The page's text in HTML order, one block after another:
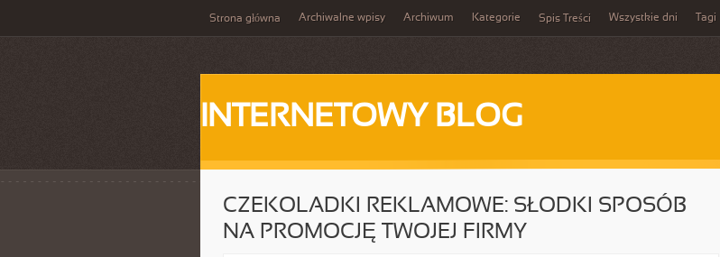
Strona główna Archiwalne wpisy Archiwum Kategorie Spis Treści Wszystkie dni Tagi
INTERNETOWY BLOG
CZEKOLADKI REKLAMOWE: SŁODKI SPOSÓB
NA PROMOCJĘ TWOJEJ FIRMY